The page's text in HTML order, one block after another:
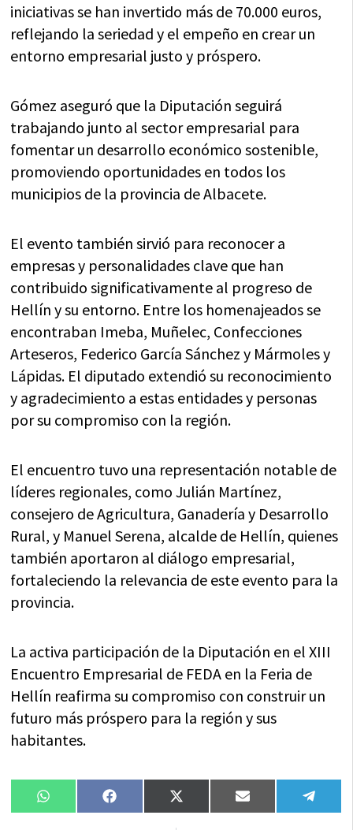
iniciativas se han invertido más de 70.000 euros,
reflejando la seriedad y el empeño en crear un
entorno empresarial justo y próspero.
Gómez aseguró que la Diputación seguirá
trabajando junto al sector empresarial para
fomentar un desarrollo económico sostenible,
promoviendo oportunidades en todos los
municipios de la provincia de Albacete.
El evento también sirvió para reconocer a
empresas y personalidades clave que han
contribuido significativamente al progreso de
Hellín y su entorno. Entre los homenajeados se
encontraban Imeba, Muñelec, Confecciones
Arteseros, Federico García Sánchez y Mármoles y
Lápidas. El diputado extendió su reconocimiento
y agradecimiento a estas entidades y personas
por su compromiso con la región.
El encuentro tuvo una representación notable de
líderes regionales, como Julián Martínez,
consejero de Agricultura, Ganadería y Desarrollo
Rural, y Manuel Serena, alcalde de Hellín, quienes
también aportaron al diálogo empresarial,
fortaleciendo la relevancia de este evento para la
provincia.
La activa participación de la Diputación en el XIII
Encuentro Empresarial de FEDA en la Feria de
Hellín reafirma su compromiso con construir un
futuro más próspero para la región y sus
habitantes.
Compartir
en
WhatsAppCompartir
en
FacebookCompartir
en
X
(Twitter)
Compartir
en
Email
en